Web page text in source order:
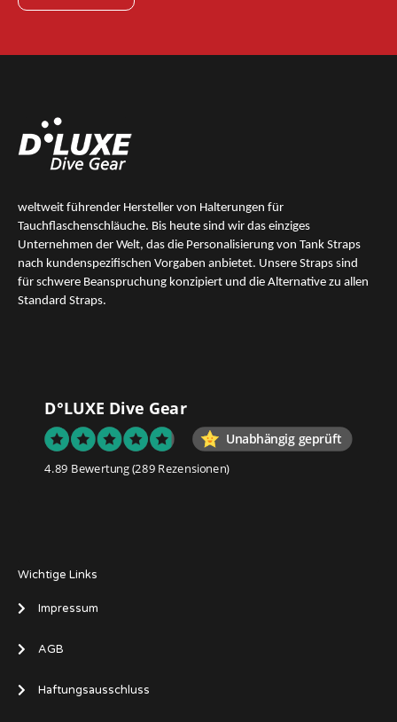
weltweit führender Hersteller von Halterungen für
Tauchflaschenschläuche. Bis heute sind wir das einziges
Unternehmen der Welt, das die Personalisierung von Tank Straps
nach kundenspezifischen Vorgaben anbietet. Unsere Straps sind
für schwere Beanspruchung konzipiert und die Alternative zu allen
Standard Straps.
D°LUXE Dive Gear
Unabhängig geprüft
4.89 Bewertung(289 Rezensionen)
Wichtige Links
Impressum
AGB
Haftungsausschluss